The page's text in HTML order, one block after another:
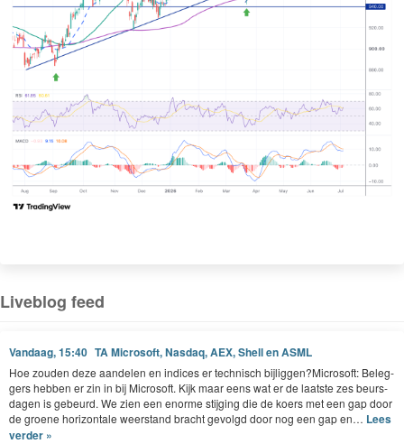
Liveblog feed
Vandaag, 15:40 TA Microsoft, Nasdaq, AEX, Shell en ASML
Hoe zouden deze aan­de­len en indices er tech­nisch bijliggen?Microsoft: Beleg­
gers hebben er zin in bij Microsoft. Kijk maar eens wat er de laat­ste zes beurs­
da­gen is gebeurd. We zien een enorme sti­jging die de koers met een gap door
de groene hor­i­zon­tale weer­stand bracht gevol­gd door nog een gap en… Lees
verder »